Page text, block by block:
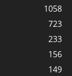
1058
723
233
156
149